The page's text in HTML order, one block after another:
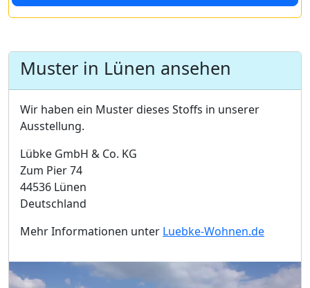
Muster in Lünen ansehen
Wir haben ein Muster dieses Stoffs in unserer
Ausstellung.
Lübke GmbH & Co. KG
Zum Pier 74
44536 Lünen
Deutschland
Mehr Informationen unter Luebke-Wohnen.de